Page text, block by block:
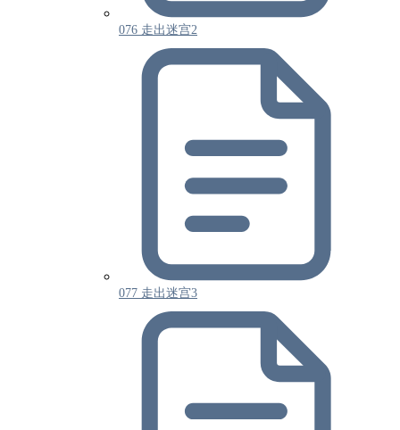
076 走出迷宫2
077 走出迷宫3